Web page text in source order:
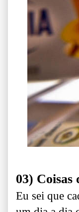
03)
Eu sei que